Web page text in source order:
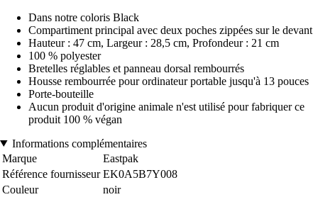
Dans notre coloris Black
Compartiment principal avec deux poches zippées sur le devant
Hauteur : 47 cm, Largeur : 28,5 cm, Profondeur : 21 cm
100 % polyester
Bretelles réglables et panneau dorsal rembourrés
Housse rembourrée pour ordinateur portable jusqu'à 13 pouces
Porte-bouteille
Aucun produit d'origine animale n'est utilisé pour fabriquer ce
produit 100 % végan
Informations complémentaires
Marque
Eastpak
Référence fournisseur EK0A5B7Y008
Couleur
noir